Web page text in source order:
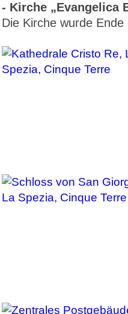
- Kirche „Evangelica
Die Kirche wurde